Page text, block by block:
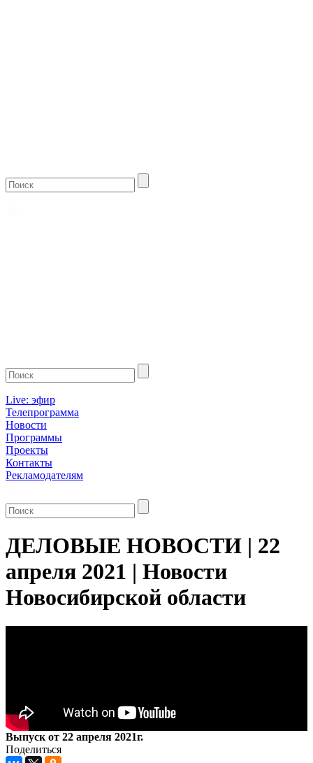
Live: эфир
Телепрограмма
Новости
Программы
Проекты
Контакты
Рекламодателям
ДЕЛОВЫЕ НОВОСТИ | 22
апреля 2021 | Новости
Новосибирской области
Выпуск от 22 апреля 2021г.
Поделиться